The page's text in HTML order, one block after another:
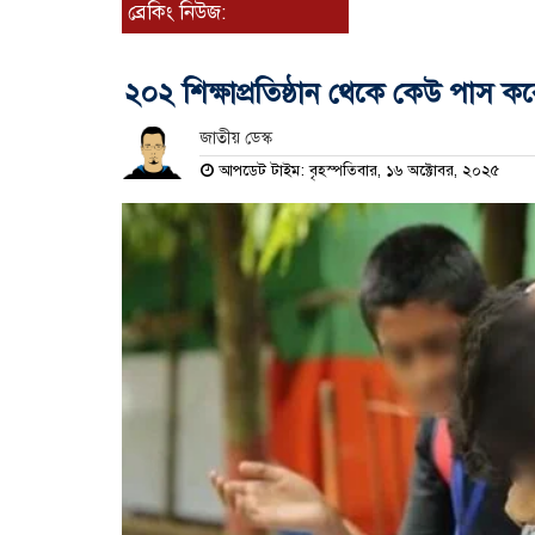
ব্রেকিং নিউজ:
২০২ শিক্ষাপ্রতিষ্ঠান থেকে কেউ পাস
জাতীয় ডেস্ক
আপডেট টাইম: বৃহস্পতিবার, ১৬ অক্টোবর, ২০২৫